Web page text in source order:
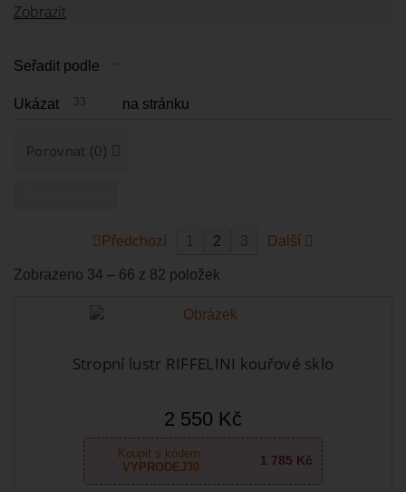
Zobrazit
Seřadit podle --
Ukázat 33 na stránku
Porovnat (0)
Předchozí 1 2 3 Další
Zobrazeno 34 – 66 z 82 položek
Stropní lustr RIFFELINI kouřové sklo
2 550 Kč
Koupit s kódem:
VYPRODEJ30
1 785 Kč